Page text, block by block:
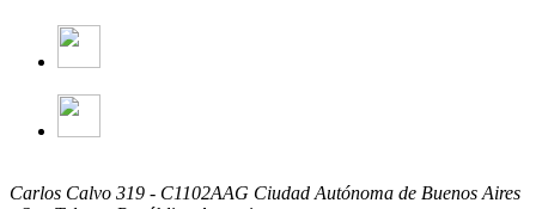
Carlos Calvo 319 - C1102AAG Ciudad Autónoma de Buenos Aires